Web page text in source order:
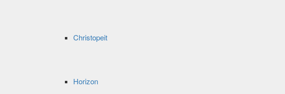
Christopeit
Horizon